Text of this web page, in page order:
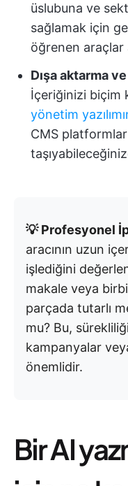
üslubuna ve
sağlamak için
öğrenen araçlar
Dışa aktarma
İçeriğinizi biçim
yönetim
CMS
💡 Profesyonel
aracının uzun
işlediğini
makale veya
parçada tutarlı
mu? Bu,
kampanyalar
önemlidir.
Bir AI